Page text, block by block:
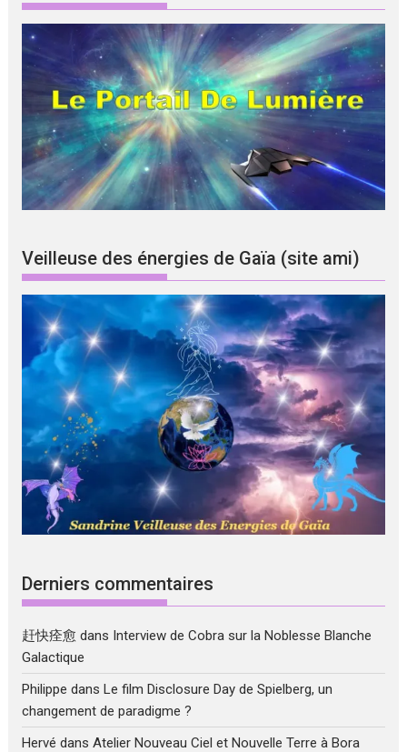
Veilleuse des énergies de Gaïa (site ami)
Derniers commentaires
赶快痊愈 dans Interview de Cobra sur la Noblesse Blanche
Galactique
Philippe dansLe film Disclosure Day de Spielberg, un
changement de paradigme ?
Hervé dansAtelier Nouveau Ciel et Nouvelle Terre à Bora